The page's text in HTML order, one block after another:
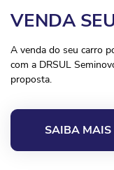
VENDA
A venda do seu carro
com a DRSUL
proposta.
SAIBA MAIS